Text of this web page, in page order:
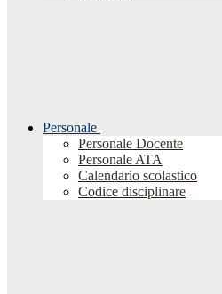
Personale
Personale Docente
Personale ATA
Calendario scolastico
Codice disciplinare